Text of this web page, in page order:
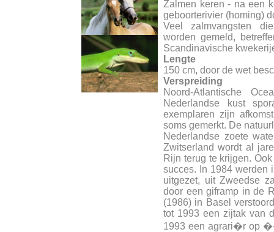
Zalmen keren - na een
geboorterivier (homing)
Veel zalmvangsten
worden gemeld,
Scandinavische
Lengte
150 cm, door de wet
Verspreiding
Noord-Atlantische
Nederlandse kust
exemplaren zijn
soms gemerkt. De
Nederlandse zoete
Zwitserland wordt al
Rijn terug te krijgen.
succes. In 1984 werden
uitgezet, uit Zweedse
door een giframp in de
(1986) in Basel
tot 1993 een zijtak van
1993 een agrari�r op